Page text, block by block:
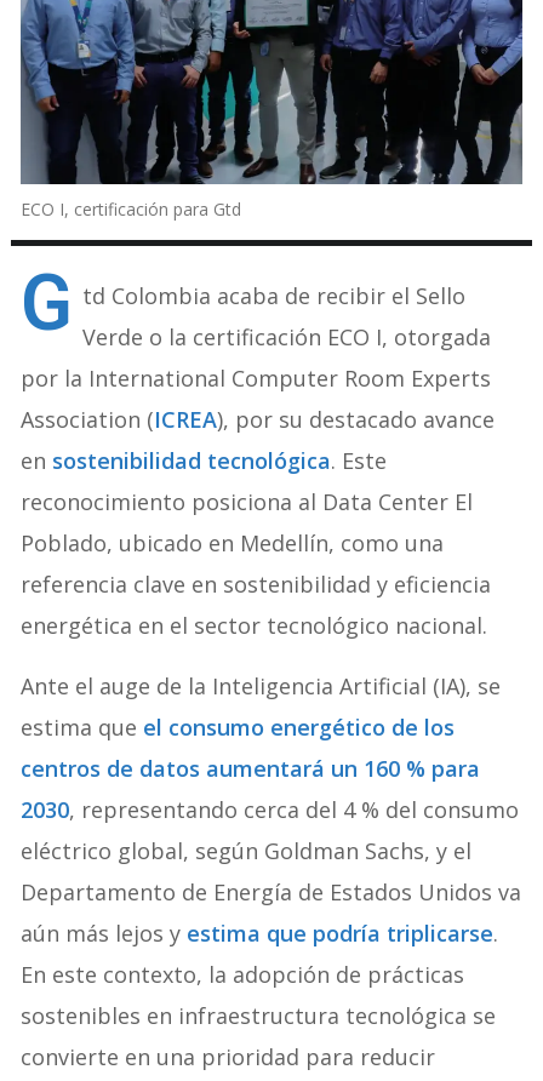
ECO I, certificación para Gtd
G td Colombia acaba de recibir el Sello
Verde o la certificación ECO I, otorgada
por la International Computer Room Experts
Association (ICREA), por su destacado avance
en sostenibilidad tecnológica. Este
reconocimiento posiciona al Data Center El
Poblado, ubicado en Medellín, como una
referencia clave en sostenibilidad y eficiencia
energética en el sector tecnológico nacional.
Ante el auge de la Inteligencia Artificial (IA), se
estima que el consumo energético de los
centros de datos aumentará un 160 % para
2030, representando cerca del 4 % del consumo
eléctrico global, según Goldman Sachs, y el
Departamento de Energía de Estados Unidos va
aún más lejos y estima que podría triplicarse.
En este contexto, la adopción de prácticas
sostenibles en infraestructura tecnológica se
convierte en una prioridad para reducir